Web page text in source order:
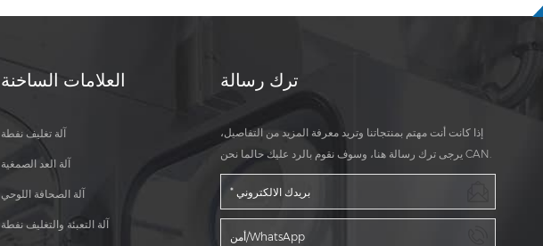
العلامات الساخنة
آلة تغليف نفطة
آلة العد الصمغية
آلة الصحافة اللوحي
آلة التعبئة والتغليف نفطة
ترك رسالة
إذا كانت أنت مهتم بمنتجاتنا وتريد معرفة المزيد من التفاصيل،
يرجى ترك رسالة هنا، وسوف نقوم بالرد عليك حالما نحن CAN.